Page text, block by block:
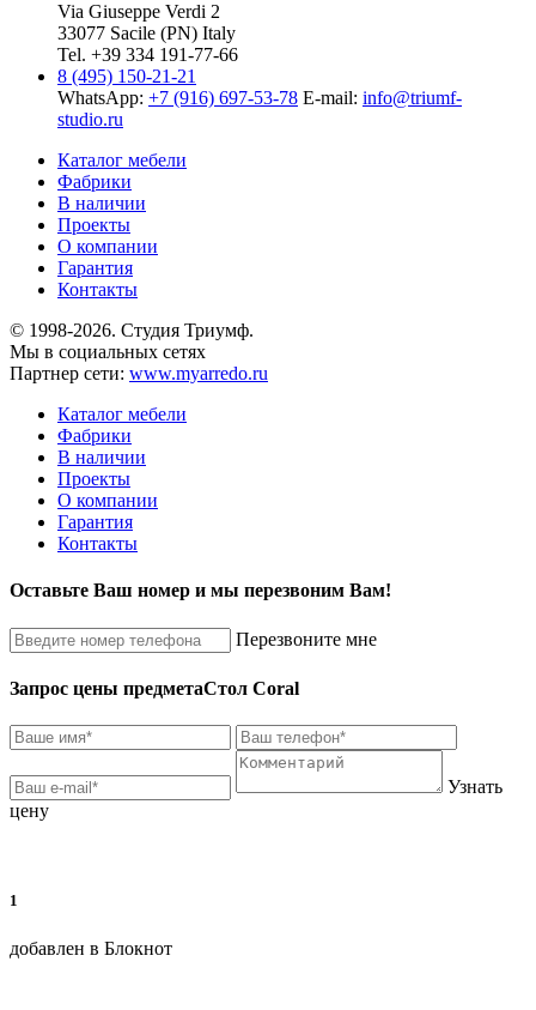
Via Giuseppe Verdi 2
33077 Sacile (PN) Italy
Tel. +39 334 191-77-66
8 (495) 150-21-21
WhatsApp: +7 (916) 697-53-78 E-mail: info@triumf-
studio.ru
Каталог мебели
Фабрики
В наличии
Проекты
О компании
Гарантия
Контакты
© 1998-2026. Студия Триумф.
Мы в социальных сетях
Партнер сети: www.myarredo.ru
Каталог мебели
Фабрики
В наличии
Проекты
О компании
Гарантия
Контакты
Оставьте Ваш номер и мы перезвоним Вам!
Перезвоните мне
Запрос цены предметаСтол Coral
Узнать
цену
1
добавлен в Блокнот